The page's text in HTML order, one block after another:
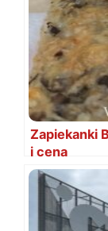
Zapiekanki
i cena